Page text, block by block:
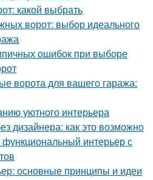
какой выбрать
ворот: выбор идеального
ошибок при выборе
ворота для вашего гаража:
уютного интерьера
дизайнера: как это возможно
интерьер с
основные принципы и идеи